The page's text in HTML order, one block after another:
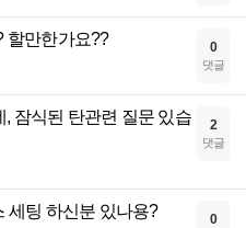
할만한가요?? 0
댓글
잠식된 탄관련 질문 있습
2
댓글
세팅 하신분 있나용? 0